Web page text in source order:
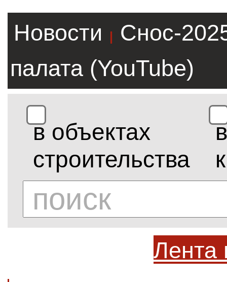
Новости |
Снос-
палата (YouTube)
в объектах
строительства
в
Лента